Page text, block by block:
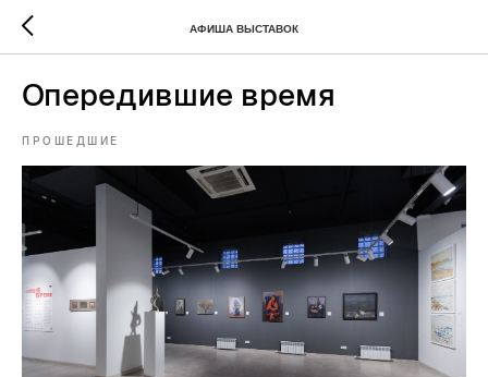
АФИША ВЫСТАВОК
Опередившие время
ПРОШЕДШИЕ